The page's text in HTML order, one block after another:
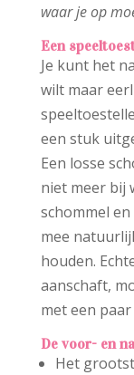
waar je op
Een
Je kunt het
wilt maar
een stuk
Een losse
niet meer bij
schommel
mee
houden.
aanschaft,
met een
De voor- en
Het